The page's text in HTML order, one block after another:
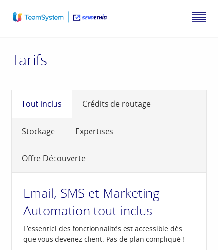
Tarifs
Tout inclus Crédits de routage
Stockage Expertises
Offre Découverte
Email, SMS et Marketing
Automation tout inclus
L’essentiel des fonctionnalités est accessible dès
que vous devenez client. Pas de plan compliqué !